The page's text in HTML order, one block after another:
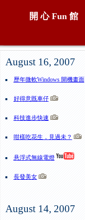
開 心 Fun 館
August 16, 2007
歷年微軟Windows 開機畫面
好得意既車仔
科技進步快速
咁樣吃花生，見過未？
悬浮式無線電燈
長發美女
August 14, 2007